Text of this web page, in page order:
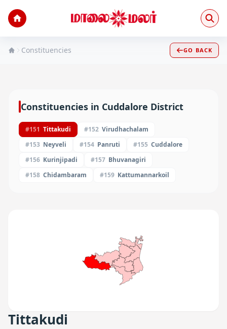
Constituencies GO BACK
Constituencies in Cuddalore District
#151 Tittakudi #152 Virudhachalam
#153 Neyveli #154 Panruti #155 Cuddalore
#156 Kurinjipadi #157 Bhuvanagiri
#158 Chidambaram #159 Kattumannarkoil
Tittakudi